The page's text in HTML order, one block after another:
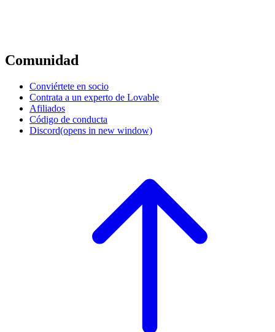
Comunidad
Conviértete en socio
Contrata a un experto de Lovable
Afiliados
Código de conducta
Discord(opens in new window)